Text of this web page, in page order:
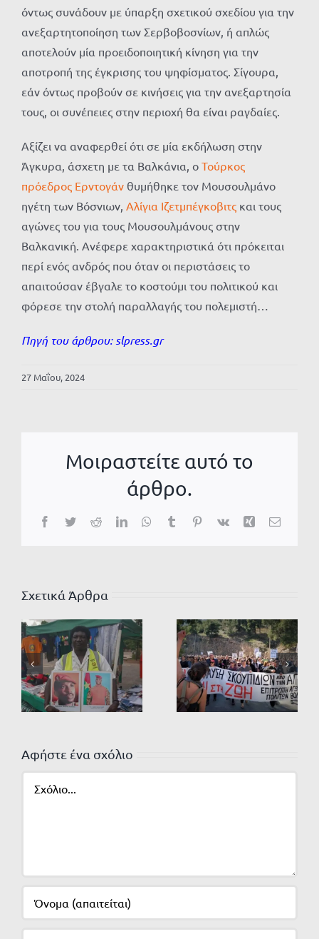
όντως συνάδουν με ύπαρξη σχετικού σχεδίου για την
ανεξαρτητοποίηση των Σερβοβοσνίων, ή απλώς
αποτελούν μία προειδοποιητική κίνηση για την
αποτροπή της έγκρισης του ψηφίσματος. Σίγουρα,
εάν όντως προβούν σε κινήσεις για την ανεξαρτησία
τους, οι συνέπειες στην περιοχή θα είναι ραγδαίες.
Αξίζει να αναφερθεί ότι σε μία εκδήλωση στην
Άγκυρα, άσχετη με τα Βαλκάνια, ο Τούρκος
πρόεδρος Ερντογάν θυμήθηκε τον Μουσουλμάνο
ηγέτη των Βόσνιων, Αλίγια Ιζετμπέγκοβιτς και τους
αγώνες του για τους Μουσουλμάνους στην
Βαλκανική. Ανέφερε χαρακτηριστικά ότι πρόκειται
περί ενός ανδρός που όταν οι περιστάσεις το
απαιτούσαν έβγαλε το κοστούμι του πολιτικού και
φόρεσε την στολή παραλλαγής του πολεμιστή…
Πηγή του άρθρου:slpress.gr
27 Μαΐου, 2024
Μοιραστείτε αυτό το
άρθρο.
Facebook
TwitterRedditLinkedInWhatsApp
TumblrPinterest
Vk Xing Email
Σχετικά Άρθρα
Αφήστε ένα σχόλιο